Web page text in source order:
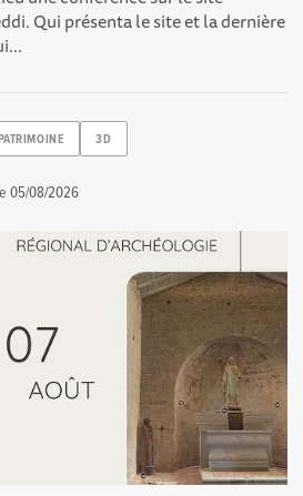
Qui présenta le site et la dernière
3D
05/08/2026